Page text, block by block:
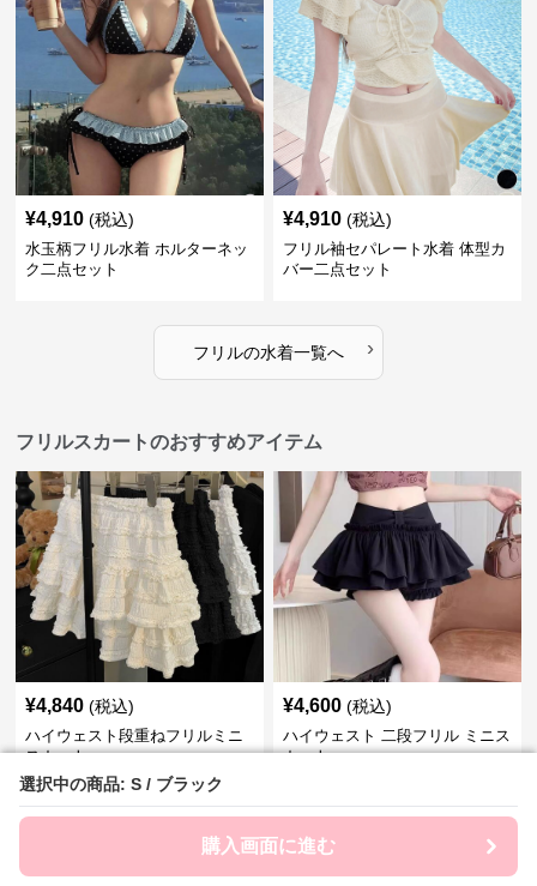
選択中の商品: S / ブラック
購入画面に進む
選択中の商品: S / ブラック
購入画面に進む
¥4,910 (税込)
水玉柄フリル水着 ホルターネッ
ク二点セット
¥4,910 (税込)
フリル袖セパレート水着 体型カ
バー二点セット
フリルの水着一覧へ ›
フリルスカートのおすすめアイテム
¥4,840 (税込)
ハイウェスト段重ねフリルミニ
スカート
¥4,600 (税込)
ハイウェスト 二段フリル ミニス
カート